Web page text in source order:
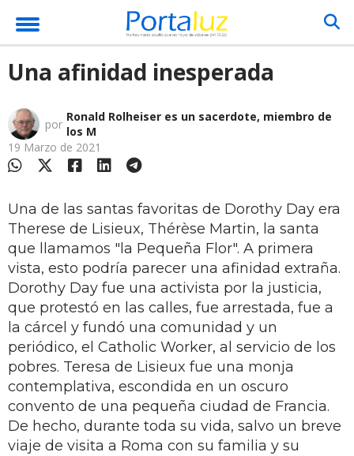
Una afinidad inesperada
por Ronald Rolheiser es un sacerdote, miembro de
los M
19 Marzo de 2021
Una de las santas favoritas de Dorothy Day era
Therese de Lisieux, Thérèse Martin, la santa
que llamamos "la Pequeña Flor". A primera
vista, esto podría parecer una afinidad extraña.
Dorothy Day fue una activista por la justicia,
que protestó en las calles, fue arrestada, fue a
la cárcel y fundó una comunidad y un
periódico, el Catholic Worker, al servicio de los
pobres. Teresa de Lisieux fue una monja
contemplativa, escondida en un oscuro
convento de una pequeña ciudad de Francia.
De hecho, durante toda su vida, salvo un breve
viaje de visita a Roma con su familia y su